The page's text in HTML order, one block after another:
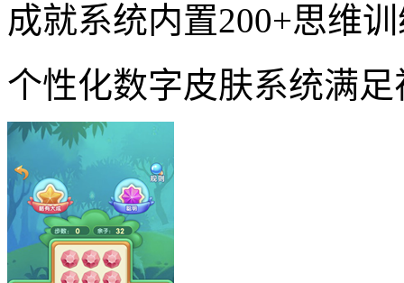
成就系统内置200+思维
个性化数字皮肤系统满